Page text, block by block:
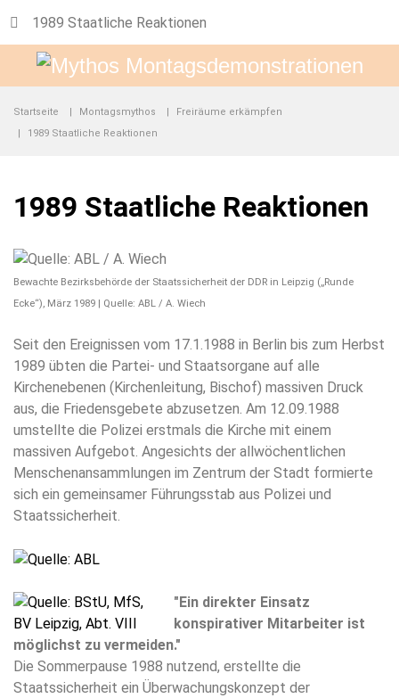
1989 Staatliche Reaktionen
Startseite Montagsmythos
Freiräume erkämpfen
1989 Staatliche Reaktionen
1989 Staatliche Reaktionen
Bewachte Bezirksbehörde der Staatssicherheit der DDR in Leipzig („Runde
Ecke“), März 1989 | Quelle: ABL / A. Wiech
Seit den Ereignissen vom 17.1.1988 in Berlin bis zum Herbst
1989 übten die Partei- und Staatsorgane auf alle
Kirchenebenen (Kirchenleitung, Bischof) massiven Druck
aus, die Friedensgebete abzusetzen. Am 12.09.1988
umstellte die Polizei erstmals die Kirche mit einem
massiven Aufgebot. Angesichts der allwöchentlichen
Menschenansammlungen im Zentrum der Stadt formierte
sich ein gemeinsamer Führungsstab aus Polizei und
Staatssicherheit.
"Ein direkter Einsatz
konspirativer Mitarbeiter ist
möglichst zu vermeiden."
Die Sommerpause 1988 nutzend, erstellte die
Staatssicherheit ein Überwachungskonzept der